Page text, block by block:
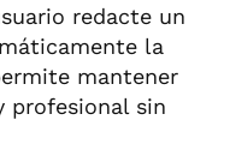
redacte un
la
mantener
profesional sin